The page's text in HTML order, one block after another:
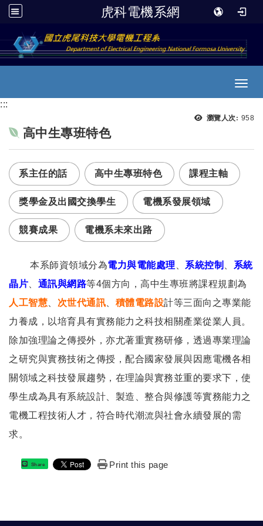
虎科電機系網
跳到主要內容
:::
瀏覽人次: 瀏覽
958
高中生專班特色
系主任的話 高中生專班特色 課程主軸
獎學金及出國交換學生 電機系發展領域
競賽成果 電機系未來出路
本系師資領域分為電力與電能處理 系統控制
系統
晶片
通訊與網路等4個方向，高中生專班將課程規劃為
人工智慧
次世代通訊 積體電路設計等三面向之專業能
力養成，以培育具有實務能力之科技相關產業從業人員。
除加強理論之傳授外，亦尤著重實務研修，透過專業理論
之研究與實務技術之傳授，配合國家發展與因應電機各相
關領域之科技發展趨勢，在理論與實務並重的要求下，使
學生成為具有系統設計、製造、整合與修護等實務能力之
電機工程技術人才，符合時代潮流與社會永續發展的需
求。
Share Print this page